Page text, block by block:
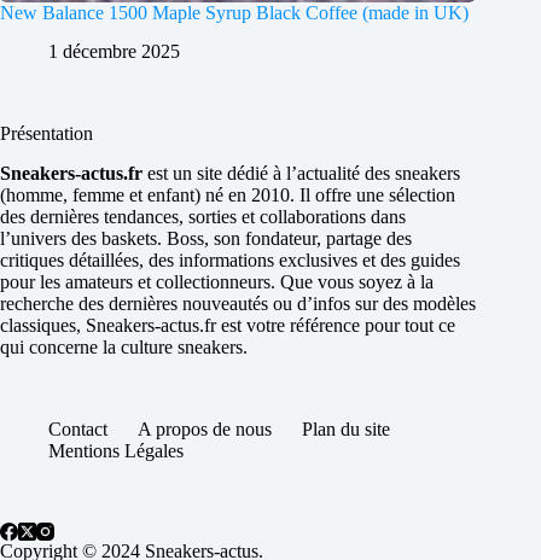
New Balance 1500 Maple Syrup Black Coffee (made in UK)
1 décembre 2025
Présentation
Sneakers-actus.fr est un site dédié à l’actualité des sneakers
(homme, femme et enfant) né en 2010. Il offre une sélection
des dernières tendances, sorties et collaborations dans
l’univers des baskets. Boss, son fondateur, partage des
critiques détaillées, des informations exclusives et des guides
pour les amateurs et collectionneurs. Que vous soyez à la
recherche des dernières nouveautés ou d’infos sur des modèles
classiques, Sneakers-actus.fr est votre référence pour tout ce
qui concerne la culture sneakers.
Contact A propos de nous
Plan du site
Mentions Légales
Copyright © 2024 Sneakers-actus.